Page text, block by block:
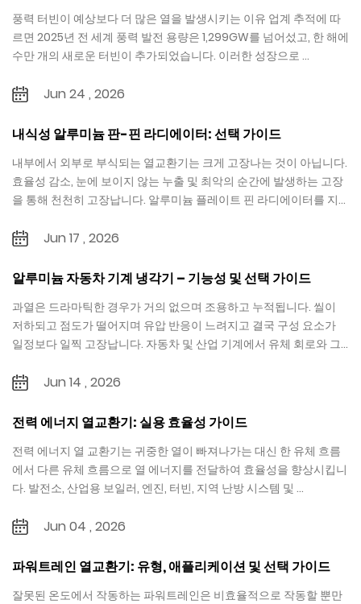
풍력 터빈이 예상보다 더 많은 열을 발생시키는 이유 업계 추적에 따
르면 2025년 전 세계 풍력 발전 용량은 1,299GW를 넘어섰고, 한 해에
수만 개의 새로운 터빈이 추가되었습니다. 이러한 성장으로 ...
Jun 24 , 2026
내식성 알루미늄 판-핀 라디에이터: 선택 가이드
내부에서 외부로 부식되는 열교환기는 크게 고장나는 것이 아닙니다.
효율성 감소, 눈에 보이지 않는 누출 및 최악의 순간에 발생하는 고장
을 통해 천천히 고장납니다. 알루미늄 플레이트 핀 라디에이터를 지
Jun 17 , 2026
알루미늄 자동차 기계 냉각기 – 기능성 및 선택 가이드
과열은 드라마틱한 경우가 거의 없으며 조용하고 누적됩니다. 씰이
저하되고 점도가 떨어지며 유압 반응이 느려지고 결국 구성 요소가
일정보다 일찍 고장납니다. 자동차 및 산업 기계에서 유체 회로와 그
Jun 14 , 2026
전력 에너지 열교환기: 실용 효율성 가이드
전력 에너지 열 교환기는 귀중한 열이 빠져나가는 대신 한 유체 흐름
에서 다른 유체 흐름으로 열 에너지를 전달하여 효율성을 향상시킵니
다. 발전소, 산업용 보일러, 엔진, 터빈, 지역 난방 시스템 및 ...
Jun 04 , 2026
파워트레인 열교환기: 유형, 애플리케이션 및 선택 가이드
잘못된 온도에서 작동하는 파워트레인은 비효율적으로 작동할 뿐만